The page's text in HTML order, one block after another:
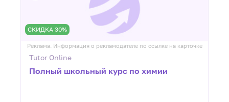
СКИДКА 30%
Реклама. Информация о рекламодателе по ссылке на карточке
Tutor Online
Полный школьный курс по химии